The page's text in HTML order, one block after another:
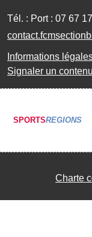
Tél. : Port : 07 67
Informations
Signaler un
SPORTSREGIONS
Charte